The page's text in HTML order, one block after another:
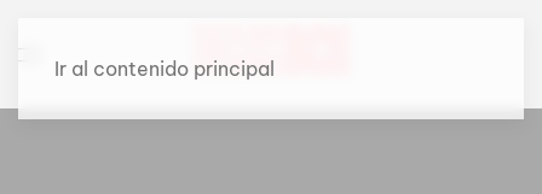
Ir al contenido principal